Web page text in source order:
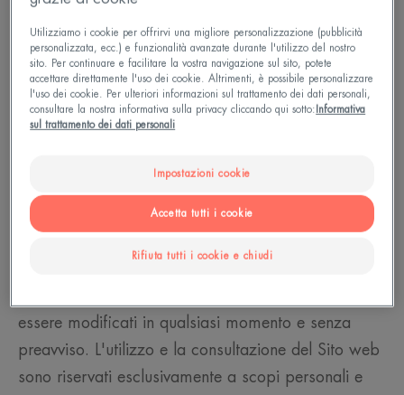
DERMATOLOGIQUES AVÈNE® (qui di seguito
"LABORATOIRES DERMATOLOGIQUES AVÈNE"),
marchio di proprietà di PIERRE FABRE DERMO-
COSMETIQUE (qui di seguito "PFDC"), che gli
utenti (qui di seguito "Utenti") accettano
LABORATOIRES DERMATOLOGIQUES AVÈNE lo
essere modificati in qualsiasi momento e senza
preavviso. L'utilizzo e la consultazione del Sito web
sono riservati esclusivamente a scopi personali e
Utilizziamo i cookie per offrirvi una migliore personalizzazione (pubblicità
personalizzata, ecc.) e funzionalità avanzate durante l'utilizzo del nostro
sito. Per continuare e facilitare la vostra navigazione sul sito, potete
accettare direttamente l'uso dei cookie. Altrimenti, è possibile personalizzare
l'uso dei cookie. Per ulteriori informazioni sul trattamento dei dati personali,
consultare la nostra informativa sulla privacy cliccando qui sotto: Informativa
sul trattamento dei dati personali
Impostazioni cookie
Rifiuta tutti i cookie e chiudi
Accetta tutti i cookie